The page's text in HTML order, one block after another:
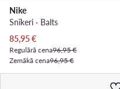
Nike
Snīkeri · Balts
Pašreizējā cena
85,95€
Regulārā cena96,95 €
Zemākā cena96,95 €